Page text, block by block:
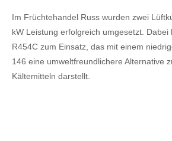
Im Früchtehandel Russ wurden zwei
kW Leistung erfolgreich umgesetzt. Dabei
R454C zum Einsatz, das mit einem
146 eine umweltfreundlichere Alternative
Kältemitteln darstellt.